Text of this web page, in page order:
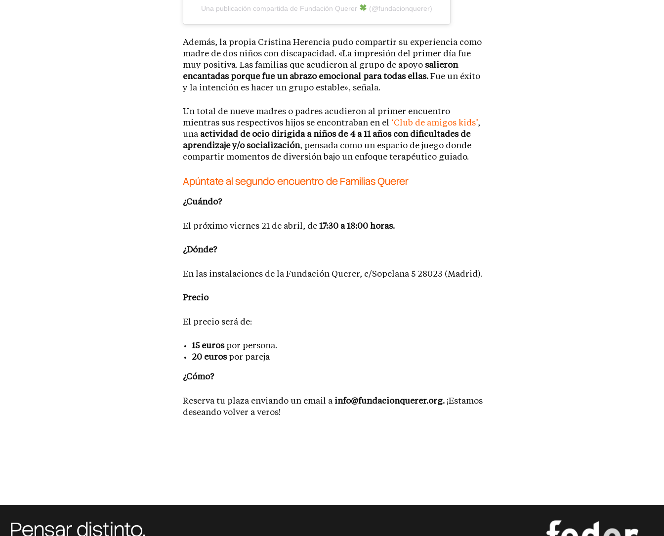
Una publicación compartida de Fundación Querer (@fundacionquerer)
Además, la propia Cristina Herencia pudo compartir su experiencia como
madre de dos niños con discapacidad. «La impresión del primer día fue
muy positiva. Las familias que acudieron al grupo de apoyo salieron
encantadas porque fue un abrazo emocional para todas ellas. Fue un éxito
y la intención es hacer un grupo estable», señala.
Un total de nueve madres o padres acudieron al primer encuentro
mientras sus respectivos hijos se encontraban en el ‘Club de amigos kids’,
una actividad de ocio dirigida a niños de 4 a 11 años con dificultades de
aprendizaje y/o socialización, pensada como un espacio de juego donde
compartir momentos de diversión bajo un enfoque terapéutico guiado.
Apúntate al segundo encuentro de Familias Querer
¿Cuándo?
El próximo viernes 21 de abril, de 17:30 a 18:00 horas.
¿Dónde?
En las instalaciones de la Fundación Querer, c/Sopelana 5 28023 (Madrid).
Precio
El precio será de:
15 eurospor persona.
20 eurospor pareja
¿Cómo?
Reserva tu plaza enviando un email a info@fundacionquerer.org. ¡Estamos
deseando volver a veros!
Pensar distinto,